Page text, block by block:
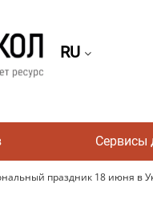
RU
Сервисы
праздник 18 июня в